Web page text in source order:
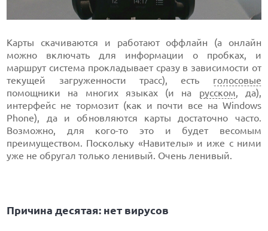
Карты скачиваются и работают оффлайн (а онлайн
можно включать для информации о пробках, и
маршрут система прокладывает сразу в зависимости от
текущей загруженности трасс), есть голосовые
помощники на многих языках (и на русском, да),
интерфейс не тормозит (как и почти все на Windows
Phone), да и обновляются карты достаточно часто.
Возможно, для кого-то это и будет весомым
преимуществом. Поскольку «Навителы» и иже с ними
уже не обругал только ленивый. Очень ленивый.
Причина десятая: нет вирусов